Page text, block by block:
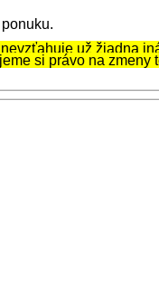
už žiadna
si právo na